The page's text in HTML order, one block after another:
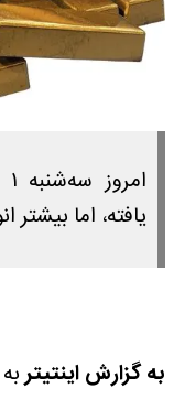
یافته، اما
به گزارش اینتیتر